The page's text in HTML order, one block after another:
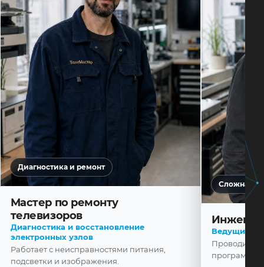
Диагностика и ремонт
Мастер по ремонту
телевизоров
Диагностика и восстановление
электронных узлов
Работает с неисправностями питания,
подсветки и изображения.
Сложная
Ведущий
Проводит